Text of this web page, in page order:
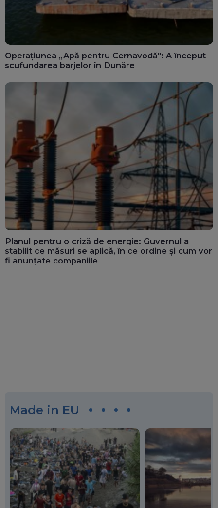
Operațiunea „Apă pentru Cernavodă": A început
scufundarea barjelor în Dunăre
Planul pentru o criză de energie: Guvernul a
stabilit ce măsuri se aplică, în ce ordine și cum vor
fi anunțate companiile
Made in EU